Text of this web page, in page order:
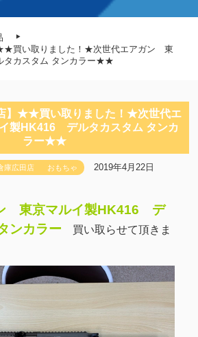
★★買い取りました！★次世代エアガン 東
タカスタム タンカラー★★
店】★★買い取りました！★次世代エ
製HK416 デルタカスタム タンカ
ラー★★
庫広田店 おもちゃ 2019年4月22日
東京マルイ製HK416 デ
ンカラー 買い取らせて頂きま